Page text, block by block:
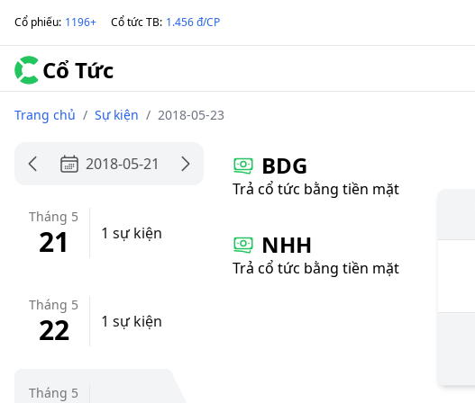
Cổ phiếu: 1196+ Cổ tức TB: 1.456 đ/CP
Cổ Tức
Trang chủ / Sự kiện / 2018-05-23
2018-05-21
Tháng 5
21 1 sự kiện
Tháng 5
22 1 sự kiện
Tháng 5
BDG
Trả cổ tức bằng tiền mặt
NHH
Trả cổ tức bằng tiền mặt